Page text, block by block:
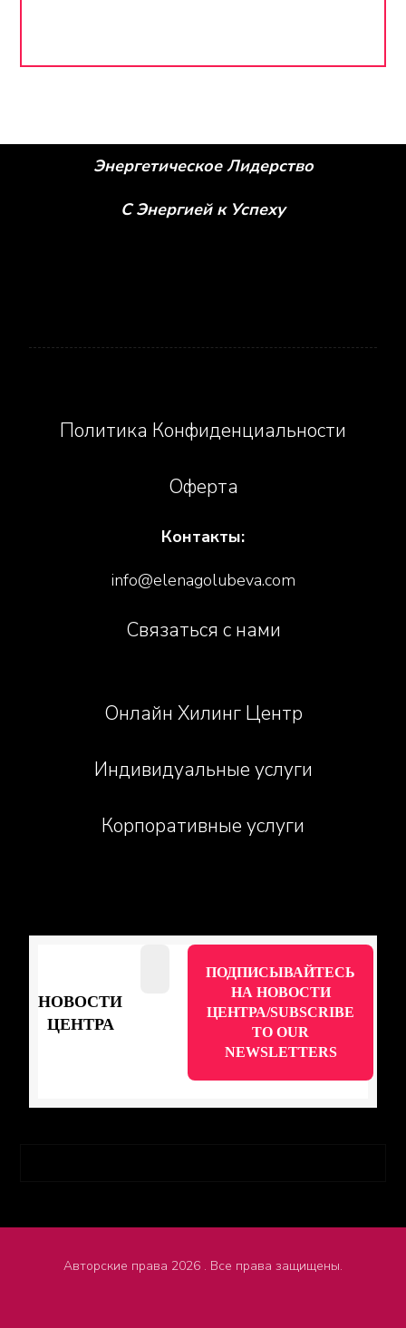
Энергетическое Лидерство
С Энергией к Успеху
Политика Конфиденциальности
Оферта
Контакты:
info@elenagolubeva.com
Связаться с нами
Онлайн Хилинг Центр
Индивидуальные услуги
Корпоративные услуги
НОВОСТИ
ЦЕНТРА
Авторские права 2026 . Все права защищены.